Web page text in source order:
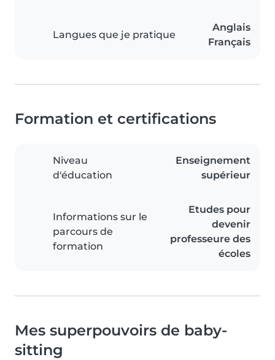
Langues que je pratique
Anglais
Français
Formation et certifications
Niveau
d'éducation
Enseignement
supérieur
Informations sur le
parcours de
formation
Etudes pour
devenir
professeure des
écoles
Mes superpouvoirs de baby-
sitting